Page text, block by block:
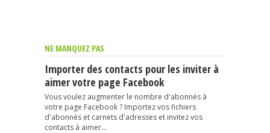
NE MANQUEZ PAS
Importer des contacts pour les inviter à
aimer votre page Facebook
Vous voulez augmenter le nombre d'abonnés à
votre page Facebook ? Importez vos fichiers
d'abonnés et carnets d'adresses et invitez vos
contacts à aimer...